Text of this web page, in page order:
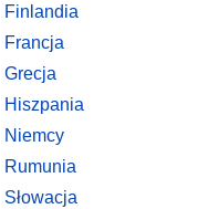
Finlandia
Francja
Grecja
Hiszpania
Niemcy
Rumunia
Słowacja